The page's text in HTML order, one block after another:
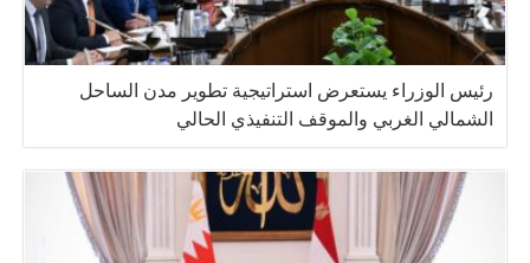
رئيس الوزراء يستعرض استراتيجية تطوير مدن الساحل
الشمالي الغربي والموقف التنفيذي الحالي